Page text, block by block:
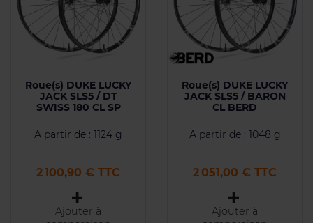
Roue(s) DUKE LUCKY
JACK SLS5 / DT
SWISS 180 CL SP
A partir de : 1124 g
Prix
2 100,90 € TTC
Ajouter à
Roue(s) DUKE LUCKY
JACK SLS5 / BARON
CL BERD
A partir de : 1048 g
Prix
2 051,00 € TTC
Ajouter à